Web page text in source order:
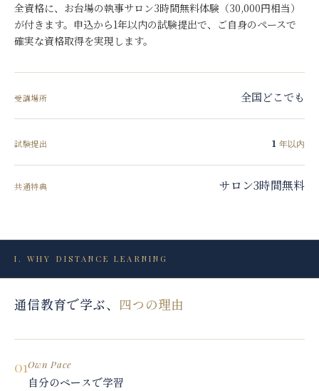
全資格に、お台場の執事サロン3時間無料体験（30,000円相当）
が付きます。申込から1年以内の試験提出で、ご自身のペースで
確実な資格取得を実現します。
受講場所 全国どこでも
試験提出 1 年以内
共通特典 サロン3時間無料
I.WHY DISTANCE LEARNING
通信教育で学ぶ、 四つの理由
01Own Pace
自分のペースで学習